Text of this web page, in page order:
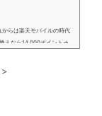
らは楽天モバイルの時代
えなら14,000ポイント→
イル。ついに「最後の賭
>